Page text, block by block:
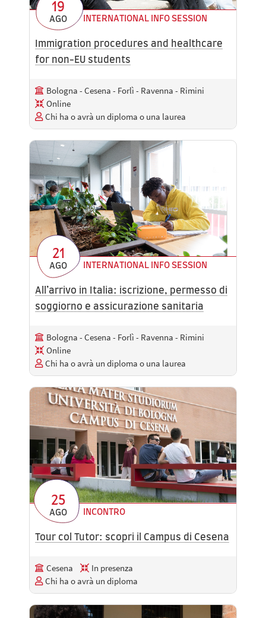
19
AGO INTERNATIONAL INFO SESSION
Immigration procedures and healthcare
for non-EU students
Bologna - Cesena - Forlì - Ravenna - Rimini
Online
Chi ha o avrà un diploma o una laurea
21
AGO INTERNATIONAL INFO SESSION
All’arrivo in Italia: iscrizione, permesso di
soggiorno e assicurazione sanitaria
Bologna - Cesena - Forlì - Ravenna - Rimini
Online
Chi ha o avrà un diploma o una laurea
25
AGO INCONTRO
Tour col Tutor: scopri il Campus di Cesena
Cesena
In presenza
Chi ha o avrà un diploma